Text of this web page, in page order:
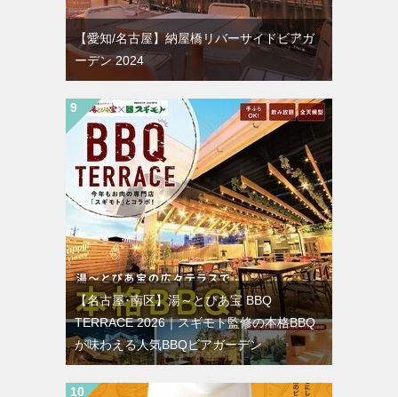
【愛知/名古屋】納屋橋リバーサイドビアガ
ーデン 2024
【名古屋･南区】湯～とぴあ宝 BBQ
TERRACE 2026｜スギモト監修の本格BBQ
が味わえる人気BBQビアガーデン